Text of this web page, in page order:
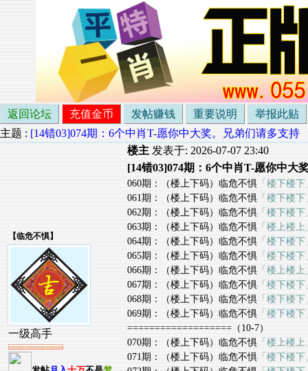
返回论坛 充值金币 发帖赚钱 重要说明
举报此贴
主题 : [14错03]074期：6个中肖T-愿你中大奖。兄弟们请多支持
【临危不惧】
一级高手
楼主 发表于: 2026-07-07 23:40
[14错03]074期：6个中肖T-愿你中大
060期：（楼上下码）临危不惧 「楼下楼下
061期：（楼上下码）临危不惧 「楼下楼下
062期：（楼上下码）临危不惧 「楼下楼下
063期：（楼上下码）临危不惧 「楼上楼上
064期：（楼上下码）临危不惧 「楼下楼下
065期：（楼上下码）临危不惧 「楼下楼下
066期：（楼上下码）临危不惧 「楼上楼上
067期：（楼上下码）临危不惧 「楼下楼下
068期：（楼上下码）临危不惧 「楼下楼下
069期：（楼上下码）临危不惧 「楼下楼下
===================（10-7）
070期：（楼上下码）临危不惧 「楼上楼上
071期：（楼上下码）临危不惧 「楼下楼下